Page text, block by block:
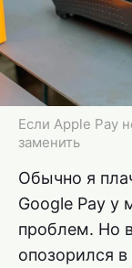
Если Apple Pay
заменить
Обычно я
Google Pay у
проблем. Но
опозорился